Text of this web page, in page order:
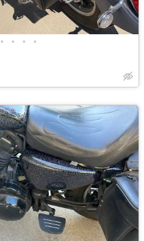
• • • •